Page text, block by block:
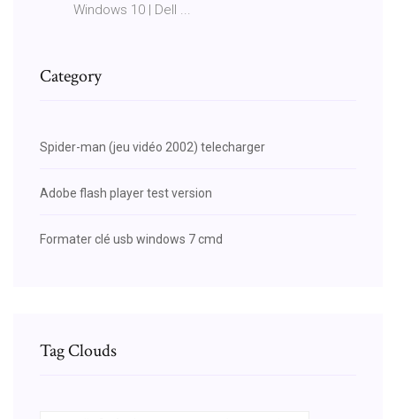
Windows 10 | Dell ...
Category
Spider-man (jeu vidéo 2002) telecharger
Adobe flash player test version
Formater clé usb windows 7 cmd
Tag Clouds